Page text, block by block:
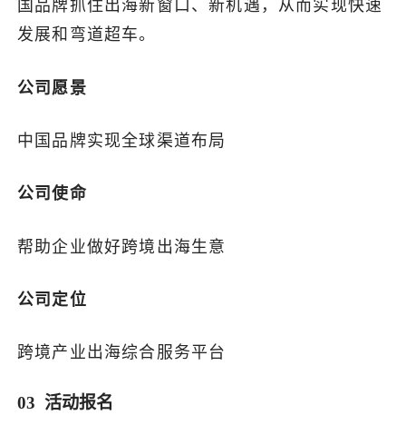
国品牌抓住出海新窗口、新机遇，从而实现快速
发展和弯道超车。
公司愿景
中国品牌实现全球渠道布局
公司使命
帮助企业做好跨境出海生意
公司定位
跨境产业出海综合服务平台
03 活动报名